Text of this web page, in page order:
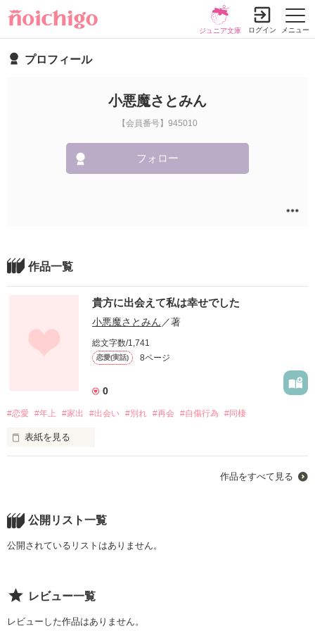
メニュー
ジュニア文庫 ログイン
プロフィール
小悪魔さとみん
【会員番号】945010
フォロー
作品一覧
貴方に出会えて私は幸せでした
小悪魔さとみん ／著
総文字数/1,741
恋愛(実話) 8ページ
0
#恋愛 #年上 #家出 #出会い #別れ #再会 #自傷行為 #同棲
表紙を見る
16歳からのストーリ。
刺青、ピアス穴開けまくり
自傷行為
作品をすべて見る
公開リスト一覧
公開されているリストはありません。
レビュー一覧
レビューした作品はありません。